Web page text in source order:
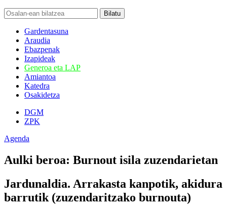
Gardentasuna
Araudia
Ebazpenak
Izapideak
Generoa eta LAP
Amiantoa
Katedra
Osakidetza
DGM
ZPK
Agenda
Aulki beroa: Burnout isila zuzendarietan
Jardunaldia. Arrakasta kanpotik, akidura
barrutik (zuzendaritzako burnouta)